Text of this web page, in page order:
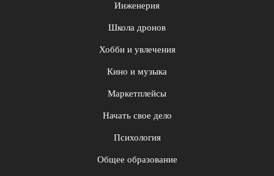
Инженерия
Школа дронов
Хобби и увлечения
Кино и музыка
Маркетплейсы
Начать свое дело
Психология
Общее образование